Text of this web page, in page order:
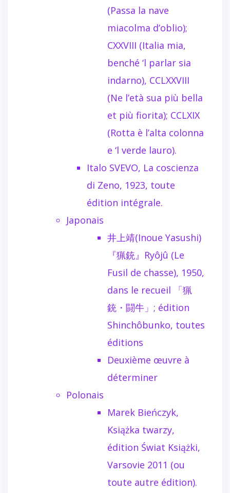
(Passa la nave
miacolma d’oblio);
CXXVIII (Italia mia,
benché ‘l parlar sia
indarno), CCLXXVIII
(Ne l’età sua più bella
et più fiorita); CCLXIX
(Rotta è l’alta colonna
e ‘l verde lauro).
Italo SVEVO, La coscienza
di Zeno, 1923, toute
édition intégrale.
Japonais
井上靖(Inoue Yasushi)
『猟銃』Ryôjû (Le
Fusil de chasse), 1950,
dans le recueil 「猟
銃・闘牛」; édition
Shinchôbunko, toutes
éditions
Deuxième œuvre à
déterminer
Polonais
Marek Bieńczyk,
Książka twarzy,
édition Świat Książki,
Varsovie 2011 (ou
toute autre édition).